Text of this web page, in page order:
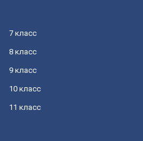
7 класс
8 класс
9 класс
10 класс
11 класс